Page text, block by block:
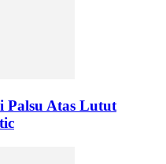
Palsu Atas Lutut